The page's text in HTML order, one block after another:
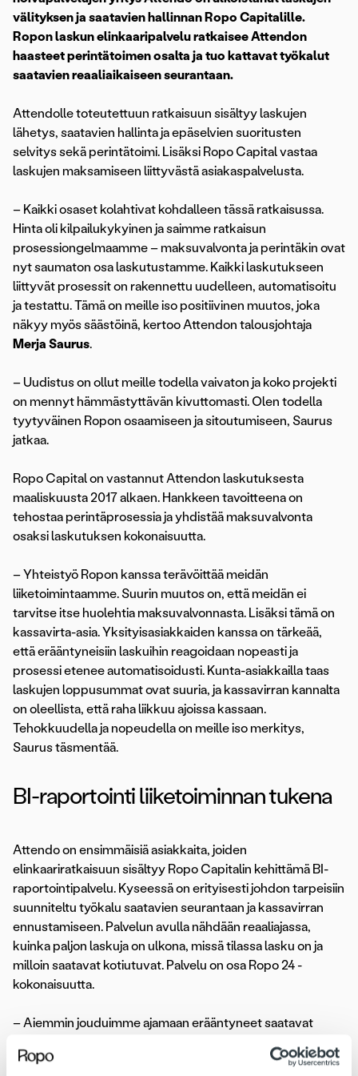
välityksen ja saatavien hallinnan Ropo Capitalille.
Ropon laskun elinkaaripalvelu ratkaisee Attendon
haasteet perintätoimen osalta ja tuo kattavat työkalut
saatavien reaaliaikaiseen seurantaan.
Attendolle toteutettuun ratkaisuun sisältyy laskujen
lähetys, saatavien hallinta ja epäselvien suoritusten
selvitys sekä perintätoimi. Lisäksi Ropo Capital vastaa
laskujen maksamiseen liittyvästä asiakaspalvelusta.
– Kaikki osaset kolahtivat kohdalleen tässä ratkaisussa.
Hinta oli kilpailukykyinen ja saimme ratkaisun
prosessiongelmaamme – maksuvalvonta ja perintäkin ovat
nyt saumaton osa laskutustamme. Kaikki laskutukseen
liittyvät prosessit on rakennettu uudelleen, automatisoitu
ja testattu. Tämä on meille iso positiivinen muutos, joka
näkyy myös säästöinä, kertoo Attendon talousjohtaja
Merja Saurus.
– Uudistus on ollut meille todella vaivaton ja koko projekti
on mennyt hämmästyttävän kivuttomasti. Olen todella
tyytyväinen Ropon osaamiseen ja sitoutumiseen, Saurus
jatkaa.
Ropo Capital on vastannut Attendon laskutuksesta
maaliskuusta 2017 alkaen. Hankkeen tavoitteena on
tehostaa perintäprosessia ja yhdistää maksuvalvonta
osaksi laskutuksen kokonaisuutta.
– Yhteistyö Ropon kanssa terävöittää meidän
liiketoimintaamme. Suurin muutos on, että meidän ei
tarvitse itse huolehtia maksuvalvonnasta. Lisäksi tämä on
kassavirta-asia. Yksityisasiakkaiden kanssa on tärkeää,
että erääntyneisiin laskuihin reagoidaan nopeasti ja
prosessi etenee automatisoidusti. Kunta-asiakkailla taas
laskujen loppusummat ovat suuria, ja kassavirran kannalta
on oleellista, että raha liikkuu ajoissa kassaan.
Tehokkuudella ja nopeudella on meille iso merkitys,
Saurus täsmentää.
BI-raportointi liiketoiminnan tukena
Attendo on ensimmäisiä asiakkaita, joiden
elinkaariratkaisuun sisältyy Ropo Capitalin kehittämä BI-
raportointipalvelu. Kyseessä on erityisesti johdon tarpeisiin
suunniteltu työkalu saatavien seurantaan ja kassavirran
ennustamiseen. Palvelun avulla nähdään reaaliajassa,
kuinka paljon laskuja on ulkona, missä tilassa lasku on ja
milloin saatavat kotiutuvat. Palvelu on osa Ropo 24 -
kokonaisuutta.
– Aiemmin jouduimme ajamaan erääntyneet saatavat
laskimme Excelissä, kuinka paljon saatavia on. Nyt